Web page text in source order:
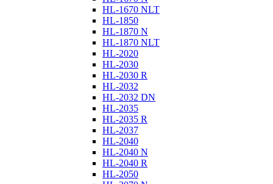
HL-1670 NLT
HL-1850
HL-1870 N
HL-1870 NLT
HL-2020
HL-2030
HL-2030 R
HL-2032
HL-2032 DN
HL-2035
HL-2035 R
HL-2037
HL-2040
HL-2040 N
HL-2040 R
HL-2050